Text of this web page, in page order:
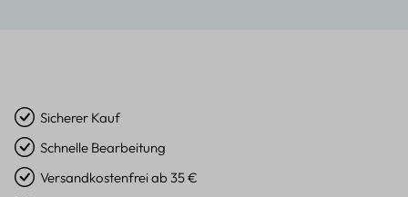
Sicherer Kauf
Schnelle Bearbeitung
Versandkostenfrei ab 35 €